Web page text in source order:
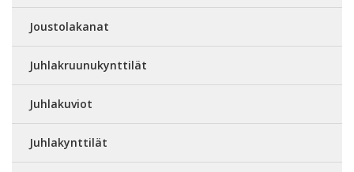
Joustolakanat
Juhlakruunukynttilät
Juhlakuviot
Juhlakynttilät